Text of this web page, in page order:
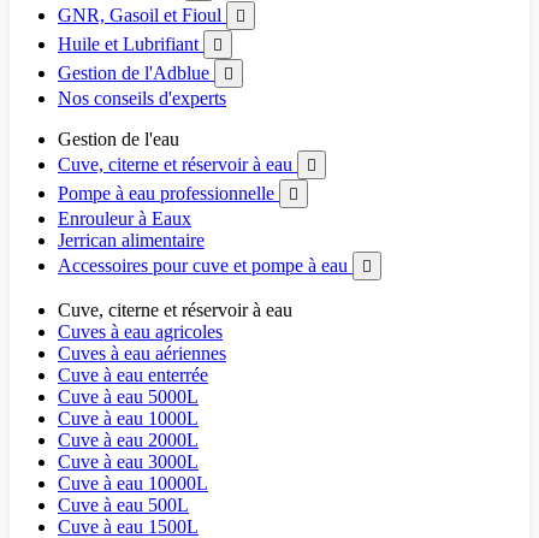
GNR, Gasoil et Fioul 
Huile et Lubrifiant 
Gestion de l'Adblue 
Nos conseils d'experts
Gestion de l'eau
Cuve, citerne et réservoir à eau

Pompe à eau professionnelle 
Enrouleur à Eaux
Jerrican alimentaire
Accessoires pour cuve et pompe à eau

Cuve, citerne et réservoir à eau
Cuves à eau agricoles
Cuves à eau aériennes
Cuve à eau enterrée
Cuve à eau 5000L
Cuve à eau 1000L
Cuve à eau 2000L
Cuve à eau 3000L
Cuve à eau 10000L
Cuve à eau 500L
Cuve à eau 1500L